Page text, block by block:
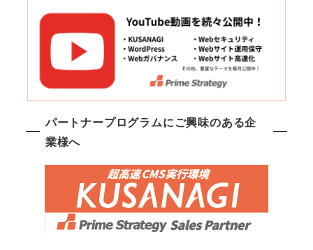
パートナープログラムにご興味のある企
業様へ